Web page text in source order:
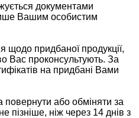
документами
Вашим особистим
придбаної продукції,
Вас проконсультують. За
на придбані Вами
або обміняти за
пізніше, ніж через 14 днів з